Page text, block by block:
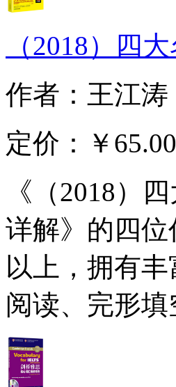
（2018）四
作者：王江
定价：
￥65.00
《（2018）
详解》的四
以上，拥有
阅读、完形